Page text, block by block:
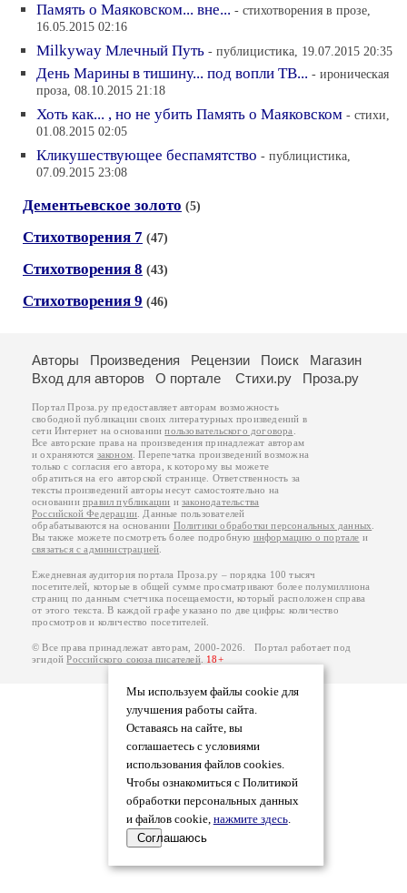
Память о Маяковском... вне... - стихотворения в прозе,
16.05.2015 02:16
Milkyway Млечный Путь - публицистика, 19.07.2015 20:35
День Марины в тишину... под вопли ТВ... - ироническая
проза, 08.10.2015 21:18
Хоть как... , но не убить Память о Маяковском - стихи,
01.08.2015 02:05
Кликушествующее беспамятство - публицистика,
07.09.2015 23:08
Дементьевское золото (5)
Стихотворения 7 (47)
Стихотворения 8 (43)
Стихотворения 9 (46)
Мы используем файлы cookie для
улучшения работы сайта.
Оставаясь на сайте, вы
соглашаетесь с условиями
использования файлов cookies.
Чтобы ознакомиться с Политикой
обработки персональных данных
и файлов cookie, нажмите здесь.
Соглашаюсь
Авторы Произведения Рецензии Поиск
Магазин
Вход для авторов
О портале Стихи.ру Проза.ру
Портал Проза.ру предоставляет авторам возможность
свободной публикации своих литературных произведений в
сети Интернет на основаниипользовательского договора
Все авторские права на произведения принадлежат авторам
и охраняются законом . Перепечатка произведений возможна
только с согласия его автора, к которому вы можете
обратиться на его авторской странице. Ответственность за
тексты произведений авторы несут самостоятельно на
основанииправил публикации изаконодательства
Российской Федерации . Данные пользователей
обрабатываются на основании Политики обработки персональных данных
Вы также можете посмотреть более подробную информацию о портале и
связаться с администрацией
Ежедневная аудитория портала Проза.ру – порядка 100 тысяч
посетителей, которые в общей сумме просматривают более полумиллиона
страниц по данным счетчика посещаемости, который расположен справа
от этого текста. В каждой графе указано по две цифры: количество
просмотров и количество посетителей.
© Все права принадлежат авторам, 2000-2026. Портал работает под
эгидойРоссийского союза писателей. 18+